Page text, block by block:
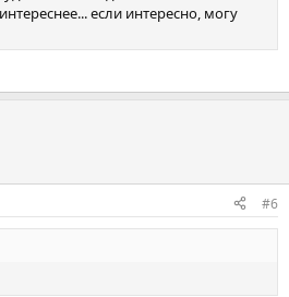
если интересно, могу
#6